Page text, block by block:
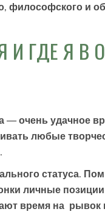
философского и
И ГДЕ Я
очень удачное
любые
статуса.
личные
время на